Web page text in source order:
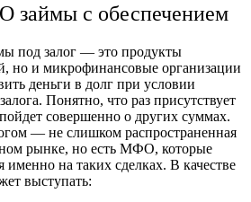
с обеспечением
под залог — это продукты
но и микрофинансовые организации
деньги в долг при условии
Понятно, что раз присутствует
совершенно о других суммах.
— не слишком распространенная
рынке, но есть МФО, которые
именно на таких сделках. В качестве
выступать: